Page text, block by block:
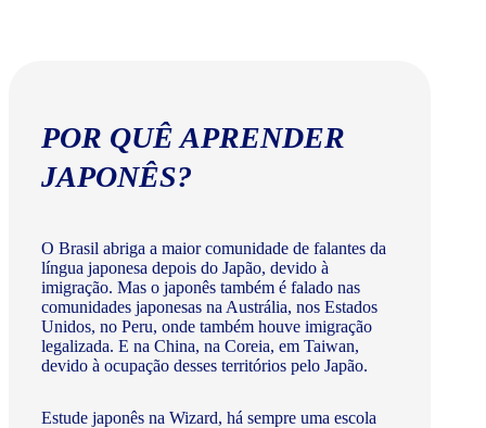
POR QUÊ APRENDER
JAPONÊS?
O Brasil abriga a maior comunidade de falantes da
língua japonesa depois do Japão, devido à
imigração. Mas o japonês também é falado nas
comunidades japonesas na Austrália, nos Estados
Unidos, no Peru, onde também houve imigração
legalizada. E na China, na Coreia, em Taiwan,
devido à ocupação desses territórios pelo Japão.
Estude japonês na Wizard, há sempre uma escola